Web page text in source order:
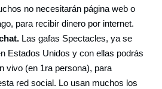
no necesitarán página web o
para recibir dinero por internet.
Las gafas Spectacles, ya se
Estados Unidos y con ellas podrás
vivo (en 1ra persona), para
red social. Lo usan muchos los